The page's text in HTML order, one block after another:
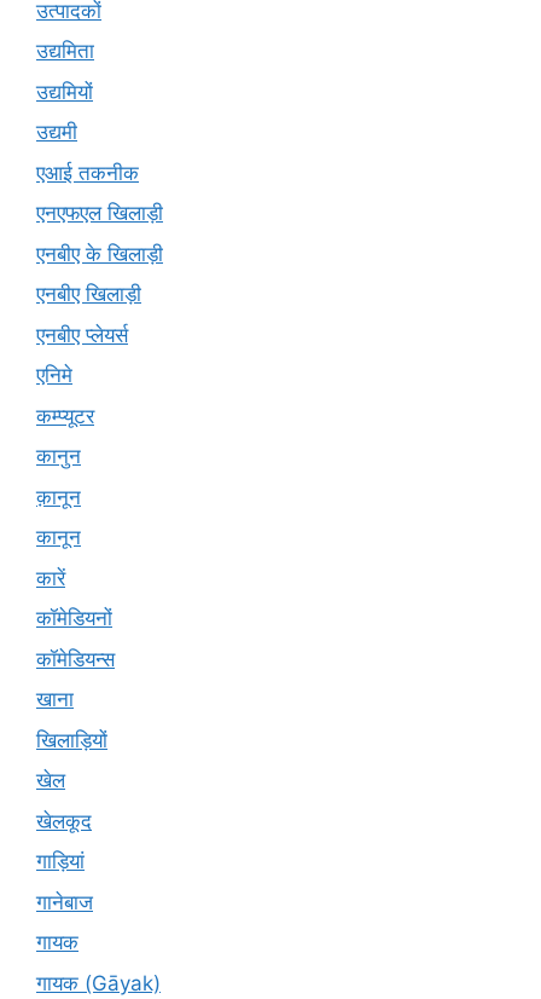
उत्पादकों
उद्यमिता
उद्यमियों
उद्यमी
एआई तकनीक
एनएफएल खिलाड़ी
एनबीए के खिलाड़ी
एनबीए खिलाड़ी
एनबीए प्लेयर्स
एनिमे
कम्प्यूटर
कानुन
क़ानून
कानून
कारें
कॉमेडियनों
कॉमेडियन्स
खाना
खिलाड़ियों
खेल
खेलकूद
गाड़ियां
गानेबाज
गायक
गायक (Gāyak)